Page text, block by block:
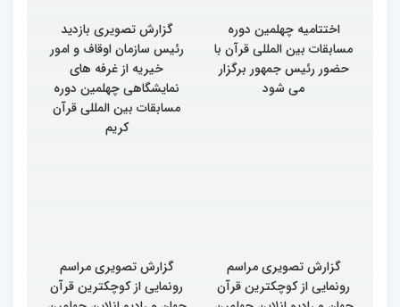
اختتامیه چهلمین دوره
مسابقات بین المللی قرآن با
حضور رئیس جمهور برگزار
می شود
گزارش تصویری بازدید
رئیس سازمان اوقاف و امور
خیریه از غرفه های
نمایشگاهی چهلمین دوره
مسابقات بین المللی قرآن
کریم
گزارش تصویری مراسم
رونمایی از کوچکترین قرآن
گزارش تصویری مراسم
رونمایی از کوچکترین قرآن